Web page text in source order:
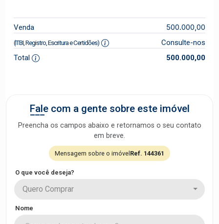
Venda 500.000,00
(ITBI, Registro, Escritura e Certidões)
Consulte-nos
Total
500.000,00
Fale com a gente sobre este imóvel
Preencha os campos abaixo e retornamos o seu contato
em breve.
Mensagem sobre o imóvel Ref. 144361
O que você deseja?
Quero Comprar
Nome